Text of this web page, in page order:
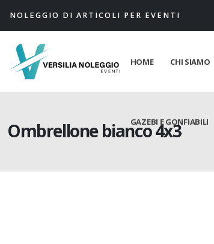
NOLEGGIO DI ARTICOLI PER EVENTI
HOME CHI SIAMO
GAZEBI E GONFIABILI
Ombrellone bianco 4x3